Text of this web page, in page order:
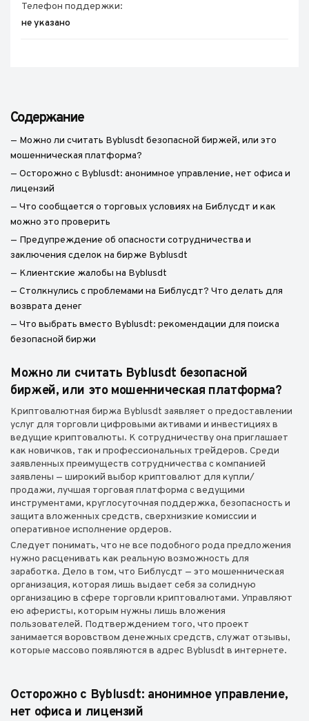
Телефон поддержки:
не указано
Содержание
— Можно ли считать Byblusdt безопасной биржей, или это
мошенническая платформа?
— Осторожно с Byblusdt: анонимное управление, нет офиса и
лицензий
— Что сообщается о торговых условиях на Библусдт и как
можно это проверить
— Предупреждение об опасности сотрудничества и
заключения сделок на бирже Byblusdt
— Клиентские жалобы на Byblusdt
— Столкнулись с проблемами на Библусдт? Что делать для
возврата денег
— Что выбрать вместо Byblusdt: рекомендации для поиска
безопасной биржи
Можно ли считать Byblusdt безопасной
биржей, или это мошенническая платформа?
Криптовалютная биржа Byblusdt заявляет о предоставлении
услуг для торговли цифровыми активами и инвестициях в
ведущие криптовалюты. К сотрудничеству она приглашает
как новичков, так и профессиональных трейдеров. Среди
заявленных преимуществ сотрудничества с компанией
заявлены — широкий выбор криптовалют для купли/
продажи, лучшая торговая платформа с ведущими
инструментами, круглосуточная поддержка, безопасность и
защита вложенных средств, сверхнизкие комиссии и
оперативное исполнение ордеров.
Следует понимать, что не все подобного рода предложения
нужно расценивать как реальную возможность для
заработка. Дело в том, что Библусдт — это мошенническая
организация, которая лишь выдает себя за солидную
организацию в сфере торговли криптовалютами. Управляют
ею аферисты, которым нужны лишь вложения
пользователей. Подтверждением того, что проект
занимается воровством денежных средств, служат отзывы,
которые массово появляются в адрес Byblusdt в интернете.
Осторожно с Byblusdt: анонимное управление,
нет офиса и лицензий